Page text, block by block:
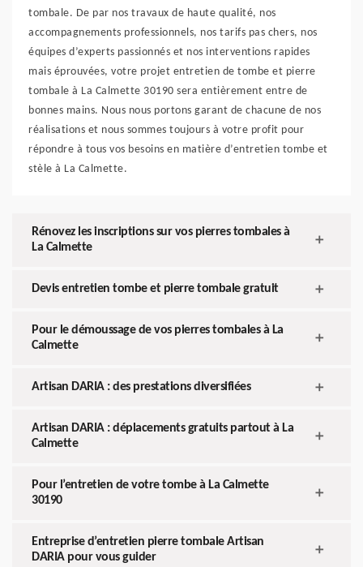
tombale. De par nos travaux de haute qualité, nos
accompagnements professionnels, nos tarifs pas chers, nos
équipes d’experts passionnés et nos interventions rapides
mais éprouvées, votre projet entretien de tombe et pierre
tombale à La Calmette 30190 sera entièrement entre de
bonnes mains. Nous nous portons garant de chacune de nos
réalisations et nous sommes toujours à votre profit pour
répondre à tous vos besoins en matière d’entretien tombe et
stèle à La Calmette.
Rénovez les inscriptions sur vos pierres tombales à
La Calmette
Devis entretien tombe et pierre tombale gratuit
Pour le démoussage de vos pierres tombales à La
Calmette
Artisan DARIA : des prestations diversifiées
Artisan DARIA : déplacements gratuits partout à La
Calmette
Pour l’entretien de votre tombe à La Calmette
30190
Entreprise d’entretien pierre tombale Artisan
DARIA pour vous guider